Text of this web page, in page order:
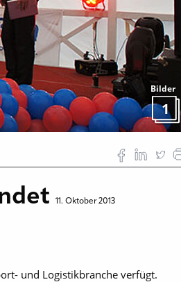
Bilder
1
11. Oktober 2013
und Logistikbranche verfügt.